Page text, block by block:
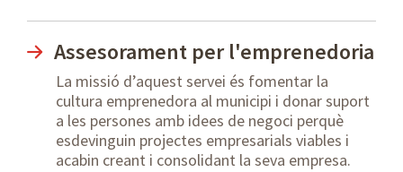
Assesorament per l'emprenedoria
La missió d’aquest servei és fomentar la
cultura emprenedora al municipi i donar suport
a les persones amb idees de negoci perquè
esdevinguin projectes empresarials viables i
acabin creant i consolidant la seva empresa.